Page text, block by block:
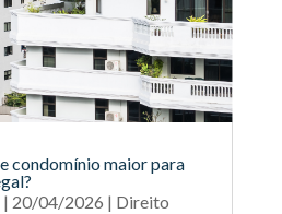
condomínio maior para
| 20/04/2026 | Direito